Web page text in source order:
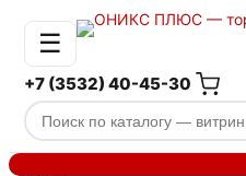
☰
+7 (3532) 40-45-30